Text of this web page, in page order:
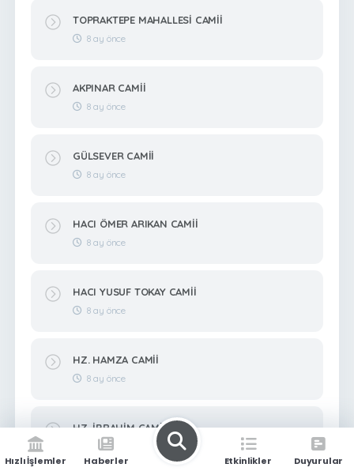
TOPRAKTEPE MAHALLESİ CAMİİ
8 ay önce
AKPINAR CAMİİ
8 ay önce
GÜLSEVER CAMİİ
8 ay önce
HACI ÖMER ARIKAN CAMİİ
8 ay önce
HACI YUSUF TOKAY CAMİİ
8 ay önce
HZ. HAMZA CAMİİ
8 ay önce
HZ. İBRAHİM CAMİİ
8 ay önce
Hızlı İşlemler Haberler Etkinlikler Duyurular